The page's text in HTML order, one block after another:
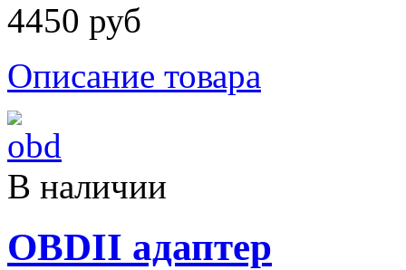
4450 руб
Описание товара
В наличии
OBDII адаптер